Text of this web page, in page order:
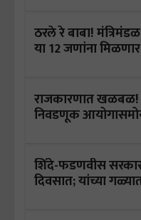
ठरले रे बाबा!
या 12 जणांना
राजकारणात खळबळ!
निवडणूक
शिंदे-फडणवीस
दिवसात; यांच्या